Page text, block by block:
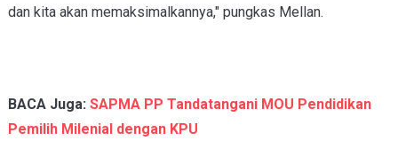
dan kita akan memaksimalkannya," pungkas Mellan.
BACA Juga: SAPMA PP Tandatangani MOU Pendidikan
Pemilih Milenial dengan KPU